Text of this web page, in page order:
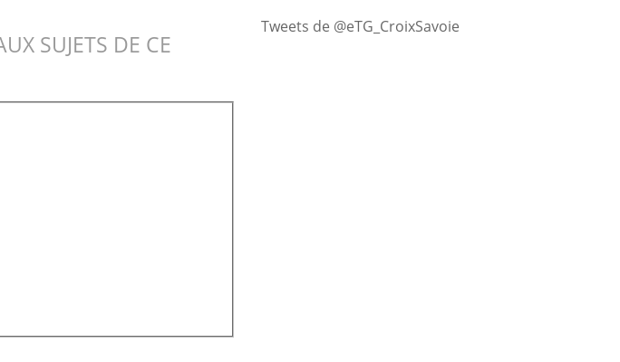
SUJETS DE CE
Tweets de @eTG_CroixSavoie